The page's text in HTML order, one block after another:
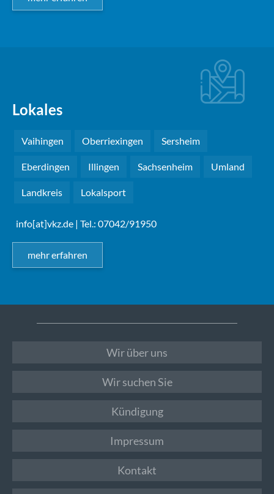
Lokales
Vaihingen Oberriexingen Sersheim
Eberdingen Illingen Sachsenheim Umland
Landkreis Lokalsport
info[at]vkz.de | Tel.: 07042/91950
mehr erfahren
Wir über uns
Wir suchen Sie
Kündigung
Impressum
Kontakt